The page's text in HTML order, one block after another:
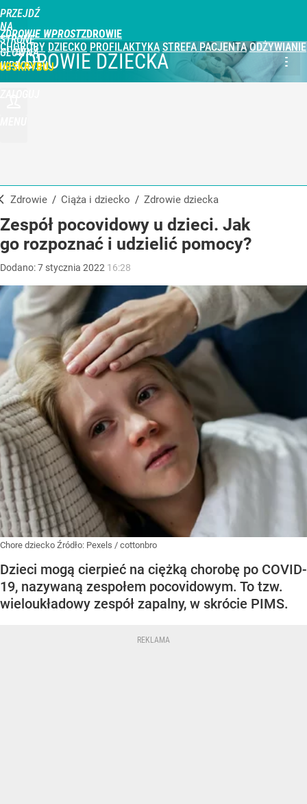
PRZEJDŹ
NA
STRONĘ
GŁÓWNĄ
WPROST.PL
ZDROWIE WPROST
CHOROBY DZIECKO PROFILAKTYKA STREFA PACJENTA ODŻYWIANIE
ZDROWIE DZIECKA
Zdrowie / Ciąża i dziecko / Zdrowie dziecka
Zespół pocovidowy u dzieci. Jak
go rozpoznać i udzielić pomocy?
Dodano:7 stycznia 2022 16:28
Chore dziecko Źródło: Pexels / cottonbro
Dzieci mogą cierpieć na ciężką chorobę po COVID-
19, nazywaną zespołem pocovidowym. To tzw.
wieloukładowy zespół zapalny, w skrócie PIMS.